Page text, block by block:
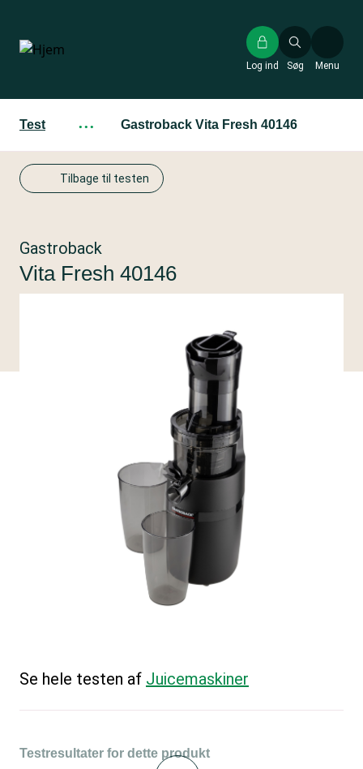
hovedindhold
Søg
Log ind Menu
Test ··· Gastroback Vita Fresh 40146
Tilbage til testen
Gastroback
Vita Fresh 40146
Se hele testen af Juicemaskiner
Testresultater for dette produkt